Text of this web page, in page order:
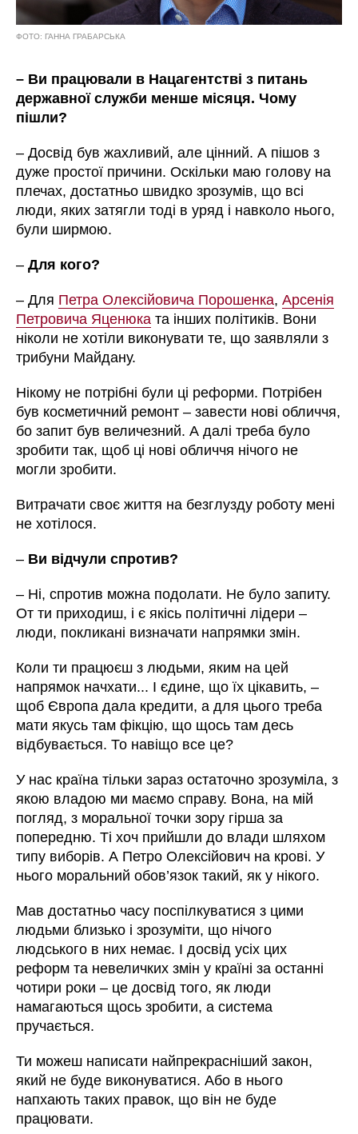
ФОТО: ГАННА ГРАБАРСЬКА
– Ви працювали в Нацагентстві з питань
державної служби менше місяця. Чому
пішли?
– Досвід був жахливий, але цінний. А пішов з
дуже простої причини. Оскільки маю голову на
плечах, достатньо швидко зрозумів, що всі
люди, яких затягли тоді в уряд і навколо нього,
були ширмою.
–Для кого?
– Для Петра Олексійовича Порошенка,Арсенія
Петровича Яценюка та інших політиків. Вони
ніколи не хотіли виконувати те, що заявляли з
трибуни Майдану.
Нікому не потрібні були ці реформи. Потрібен
був косметичний ремонт – завести нові обличчя,
бо запит був величезний. А далі треба було
зробити так, щоб ці нові обличчя нічого не
могли зробити.
Витрачати своє життя на безглузду роботу мені
не хотілося.
– Ви відчули спротив?
– Ні, спротив можна подолати. Не було запиту.
От ти приходиш, і є якісь політичні лідери –
люди, покликані визначати напрямки змін.
Коли ти працюєш з людьми, яким на цей
напрямок начхати... І єдине, що їх цікавить, –
щоб Європа дала кредити, а для цього треба
мати якусь там фікцію, що щось там десь
відбувається. То навіщо все це?
У нас країна тільки зараз остаточно зрозуміла, з
якою владою ми маємо справу. Вона, на мій
погляд, з моральної точки зору гірша за
попередню. Ті хоч прийшли до влади шляхом
типу виборів. А Петро Олексійович на крові. У
нього моральний обов’язок такий, як у нікого.
Мав достатньо часу поспілкуватися з цими
людьми близько і зрозуміти, що нічого
людського в них немає. І досвід усіх цих
реформ та невеличких змін у країні за останні
чотири роки – це досвід того, як люди
намагаються щось зробити, а система
пручається.
Ти можеш написати найпрекрасніший закон,
який не буде виконуватися. Або в нього
напхають таких правок, що він не буде
працювати.